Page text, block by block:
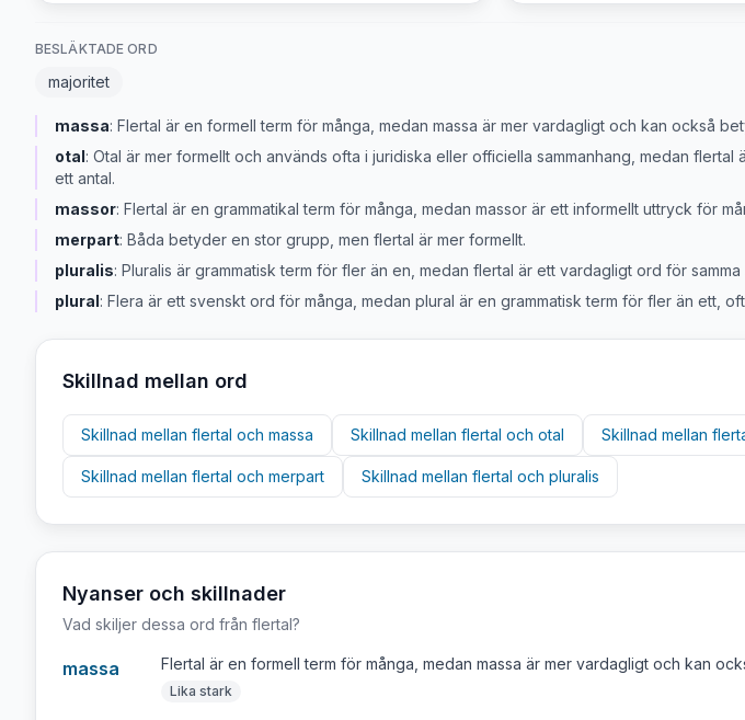
BESLÄKTADE ORD
majoritet
massa: Flertal är en formell term för många, medan massa är mer vardagligt och kan också
otal: Otal är mer formellt och används ofta i juridiska eller officiella sammanhang, medan flertal
ett antal.
massor: Flertal är en grammatikal term för många, medan massor är ett informellt uttryck för
merpart: Båda betyder en stor grupp, men flertal är mer formellt.
pluralis: Pluralis är grammatisk term för fler än en, medan flertal är ett vardagligt ord för samma
plural: Flera är ett svenskt ord för många, medan plural är en grammatisk term för fler än ett,
Skillnad mellan ord
Skillnad mellan flertal och massa Skillnad mellan flertal och otal Skillnad mellan
Skillnad mellan flertal och merpart Skillnad mellan flertal och pluralis
Nyanser och skillnader
Vad skiljer dessa ord från flertal?
massa Flertal är en formell term för många, medan massa är mer vardagligt och kan
Lika stark